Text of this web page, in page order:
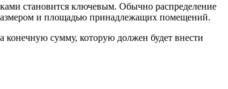
становится ключевым. Обычно распределение
и площадью принадлежащих помещений.
конечную сумму, которую должен будет внести